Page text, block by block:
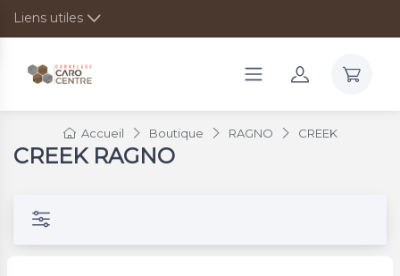
Liens utiles
Accueil Boutique RAGNO CREEK
CREEK RAGNO